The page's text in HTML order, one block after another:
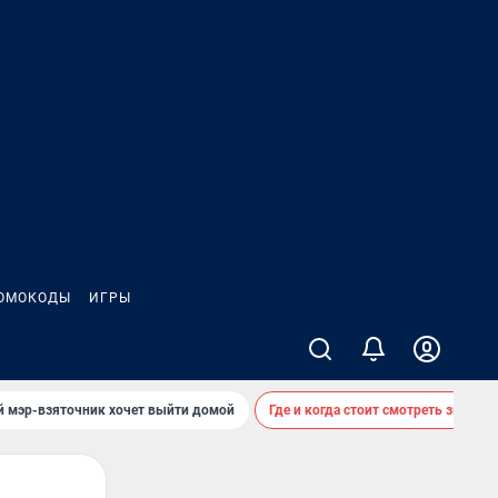
ИГРЫ
мэр-взяточник хочет выйти домой Где и когда стоит смотреть